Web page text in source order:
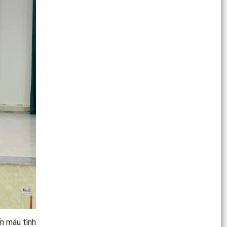
máu tình